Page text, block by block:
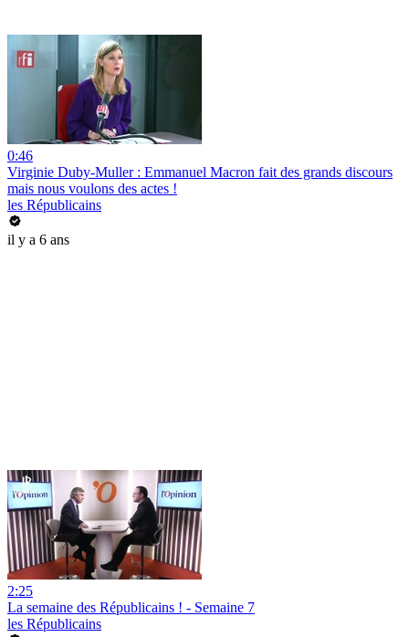
0:46
Virginie Duby-Muller : Emmanuel Macron fait des grands discours
mais nous voulons des actes !
les Républicains
il y a 6 ans
2:25
La semaine des Républicains ! - Semaine 7
les Républicains